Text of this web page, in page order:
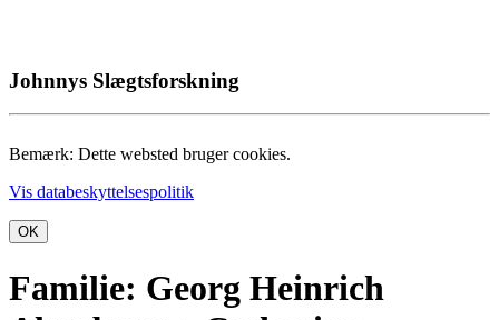
Johnnys Slægtsforskning
Bemærk: Dette websted bruger cookies.
Vis databeskyttelsespolitik
OK
Familie: Georg Heinrich